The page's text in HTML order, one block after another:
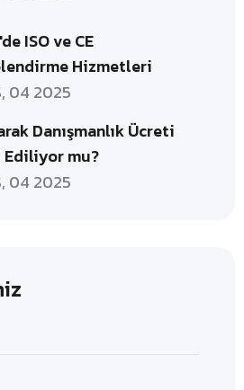
ISO ve CE
Hizmetleri
04 2025
Danışmanlık Ücreti
Ediliyor mu?
04 2025